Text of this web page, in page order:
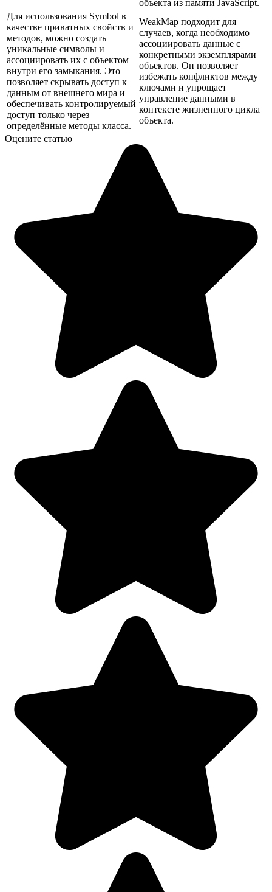
объекта из памяти JavaScript.
Для использования Symbol в
качестве приватных свойств и
методов, можно создать
уникальные символы и
ассоциировать их с объектом
внутри его замыкания. Это
позволяет скрывать доступ к
данным от внешнего мира и
обеспечивать контролируемый
доступ только через
определённые методы класса.
WeakMap подходит для
случаев, когда необходимо
ассоциировать данные с
конкретными экземплярами
объектов. Он позволяет
избежать конфликтов между
ключами и упрощает
управление данными в
контексте жизненного цикла
объекта.
Оцените статью